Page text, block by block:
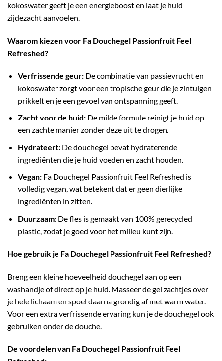
kokoswater geeft je een energieboost en laat je huid
zijdezacht aanvoelen.
Waarom kiezen voor Fa Douchegel Passionfruit Feel
Refreshed?
Verfrissende geur:De combinatie van passievrucht en
kokoswater zorgt voor een tropische geur die je zintuigen
prikkelt en je een gevoel van ontspanning geeft.
Zacht voor de huid:De milde formule reinigt je huid op
een zachte manier zonder deze uit te drogen.
Hydrateert:De douchegel bevat hydraterende
ingrediënten die je huid voeden en zacht houden.
Vegan:Fa Douchegel Passionfruit Feel Refreshed is
volledig vegan, wat betekent dat er geen dierlijke
ingrediënten in zitten.
Duurzaam:De fles is gemaakt van 100% gerecycled
plastic, zodat je goed voor het milieu kunt zijn.
Hoe gebruik je Fa Douchegel Passionfruit Feel Refreshed?
Breng een kleine hoeveelheid douchegel aan op een
washandje of direct op je huid. Masseer de gel zachtjes over
je hele lichaam en spoel daarna grondig af met warm water.
Voor een extra verfrissende ervaring kun je de douchegel ook
gebruiken onder de douche.
De voordelen van Fa Douchegel Passionfruit Feel